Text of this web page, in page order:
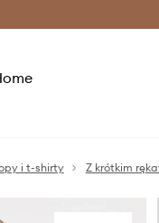
i t-shirty Z krótkim